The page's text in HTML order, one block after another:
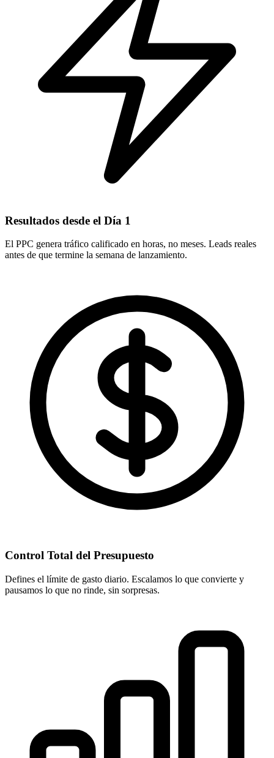
Resultados desde el Día 1
El PPC genera tráfico calificado en horas, no meses. Leads reales
antes de que termine la semana de lanzamiento.
Control Total del Presupuesto
Defines el límite de gasto diario. Escalamos lo que convierte y
pausamos lo que no rinde, sin sorpresas.